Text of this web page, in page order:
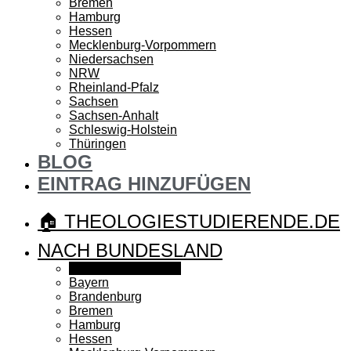
Bremen
Hamburg
Hessen
Mecklenburg-Vorpommern
Niedersachsen
NRW
Rheinland-Pfalz
Sachsen
Sachsen-Anhalt
Schleswig-Holstein
Thüringen
BLOG
EINTRAG HINZUFÜGEN
🏠 THEOLOGIESTUDIERENDE.DE
NACH BUNDESLAND
Bayern
Brandenburg
Bremen
Hamburg
Hessen